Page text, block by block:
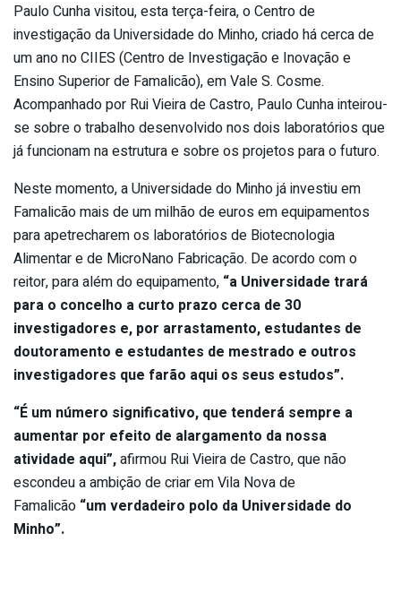
Paulo Cunha visitou, esta terça-feira, o Centro de
investigação da Universidade do Minho, criado há cerca de
um ano no CIIES (Centro de Investigação e Inovação e
Ensino Superior de Famalicão), em Vale S. Cosme.
Acompanhado por Rui Vieira de Castro, Paulo Cunha inteirou-
se sobre o trabalho desenvolvido nos dois laboratórios que
já funcionam na estrutura e sobre os projetos para o futuro.
Neste momento, a Universidade do Minho já investiu em
Famalicão mais de um milhão de euros em equipamentos
para apetrecharem os laboratórios de Biotecnologia
Alimentar e de MicroNano Fabricação. De acordo com o
reitor, para além do equipamento, “a Universidade trará
para o concelho a curto prazo cerca de 30
investigadores e, por arrastamento, estudantes de
doutoramento e estudantes de mestrado e outros
investigadores que farão aqui os seus estudos”.
“É um número significativo, que tenderá sempre a
aumentar por efeito de alargamento da nossa
atividade aqui”,afirmou Rui Vieira de Castro, que não
escondeu a ambição de criar em Vila Nova de
Famalicão “um verdadeiro polo da Universidade do
Minho”.